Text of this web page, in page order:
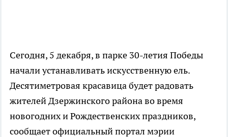
Сегодня, 5 декабря, в парке 30-летия Победы
начали устанавливать искусственную ель.
Десятиметровая красавица будет радовать
жителей Дзержинского района во время
новогодних и Рождественских праздников,
сообщает официальный портал мэрии